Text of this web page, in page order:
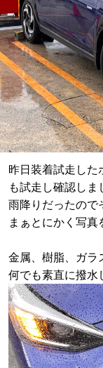
昨日装着試走した
も試走し確認しま
雨降りだったので
まぁとにかく写真
金属、樹脂、ガラ
何でも素直に撥水